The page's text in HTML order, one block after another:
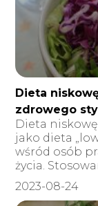
Dieta
zdrowego
Dieta
jako dieta
wśród osób
życia.
2023-08-24